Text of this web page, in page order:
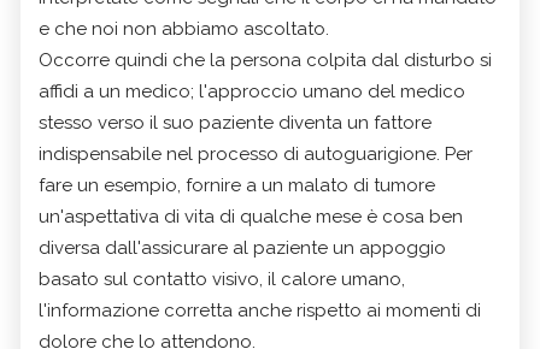
e che noi non abbiamo ascoltato.
Occorre quindi che la persona colpita dal disturbo si
affidi a un medico; l'approccio umano del medico
stesso verso il suo paziente diventa un fattore
indispensabile nel processo di autoguarigione. Per
fare un esempio, fornire a un malato di tumore
un'aspettativa di vita di qualche mese è cosa ben
diversa dall'assicurare al paziente un appoggio
basato sul contatto visivo, il calore umano,
l'informazione corretta anche rispetto ai momenti di
dolore che lo attendono.